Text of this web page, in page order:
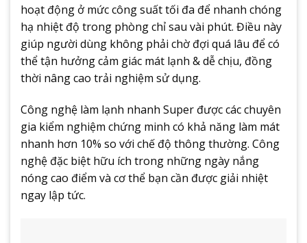
hoạt động ở mức công suất tối đa để nhanh chóng
hạ nhiệt độ trong phòng chỉ sau vài phút. Điều này
giúp người dùng không phải chờ đợi quá lâu để có
thể tận hưởng cảm giác mát lạnh & dễ chịu, đồng
thời nâng cao trải nghiệm sử dụng.
Công nghệ làm lạnh nhanh Super được các chuyên
gia kiểm nghiệm chứng minh có khả năng làm mát
nhanh hơn 10% so với chế độ thông thường. Công
nghệ đặc biệt hữu ích trong những ngày nắng
nóng cao điểm và cơ thể bạn cần được giải nhiệt
ngay lập tức.